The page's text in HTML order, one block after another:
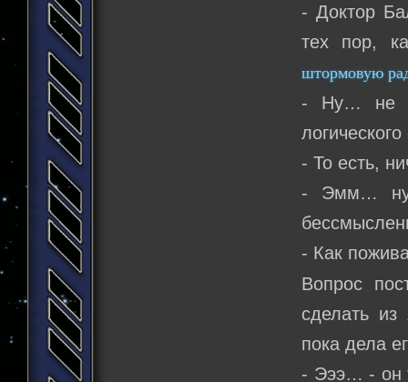
- Доктор
тех пор,
штормовую
- Ну… не
- То есть,
- Эмм… ну
- Как
Вопрос
сделать
пока дела
- Эээ… - он